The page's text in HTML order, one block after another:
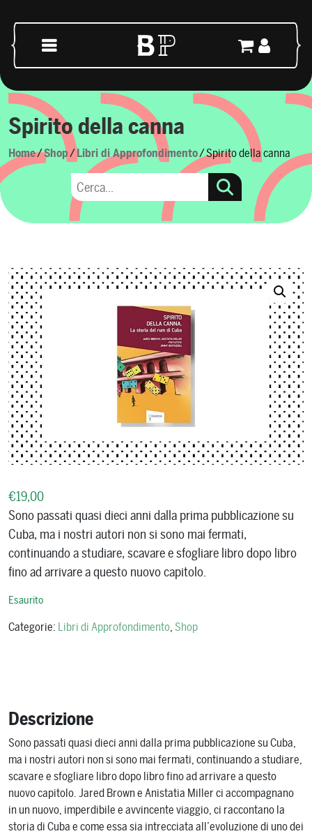
Navigazione principale
Spirito della canna
Home/Shop/Libri di Approfondimento/ Spirito della canna
€19,00
Sono passati quasi dieci anni dalla prima pubblicazione su
Cuba, ma i nostri autori non si sono mai fermati,
continuando a studiare, scavare e sfogliare libro dopo libro
fino ad arrivare a questo nuovo capitolo.
Esaurito
Categorie: Libri di Approfondimento, Shop
Descrizione
Sono passati quasi dieci anni dalla prima pubblicazione su Cuba,
ma i nostri autori non si sono mai fermati, continuando a studiare,
scavare e sfogliare libro dopo libro fino ad arrivare a questo
nuovo capitolo. Jared Brown e Anistatia Miller ci accompagnano
in un nuovo, imperdibile e avvincente viaggio, ci raccontano la
storia di Cuba e come essa sia intrecciata all’evoluzione di uno dei